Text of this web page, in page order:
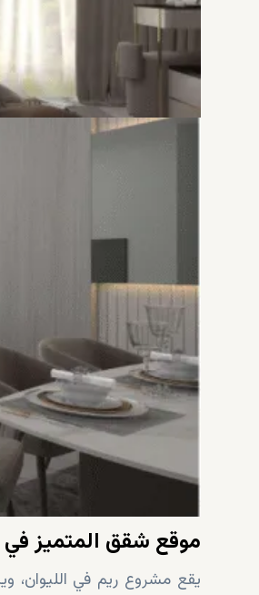
موقع شقق المتميز في
يقع مشروع ريم في الليوان،